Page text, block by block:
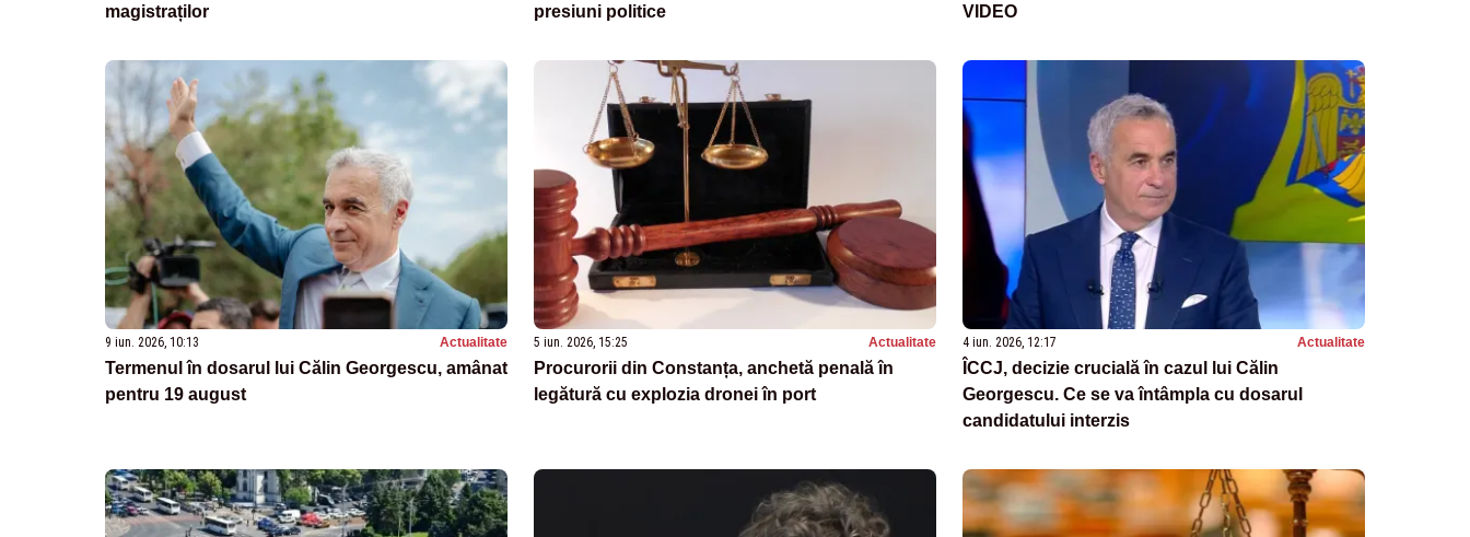
magistraților
presiuni politice
VIDEO
9 iun. 2026, 10:13 Actualitate
Termenul în dosarul lui Călin Georgescu, amânat
pentru 19 august
5 iun. 2026, 15:25 Actualitate
Procurorii din Constanța, anchetă penală în
legătură cu explozia dronei în port
4 iun. 2026, 12:17 Actualitate
ÎCCJ, decizie crucială în cazul lui Călin
Georgescu. Ce se va întâmpla cu dosarul
candidatului interzis